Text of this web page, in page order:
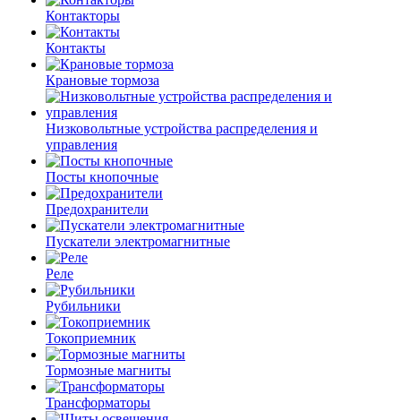
Контакторы
Контакты
Крановые тормоза
Низковольтные устройства распределения и
управления
Посты кнопочные
Предохранители
Пускатели электромагнитные
Реле
Рубильники
Токоприемник
Тормозные магниты
Трансформаторы